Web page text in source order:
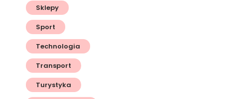
Sklepy
Sport
Technologia
Transport
Turystyka